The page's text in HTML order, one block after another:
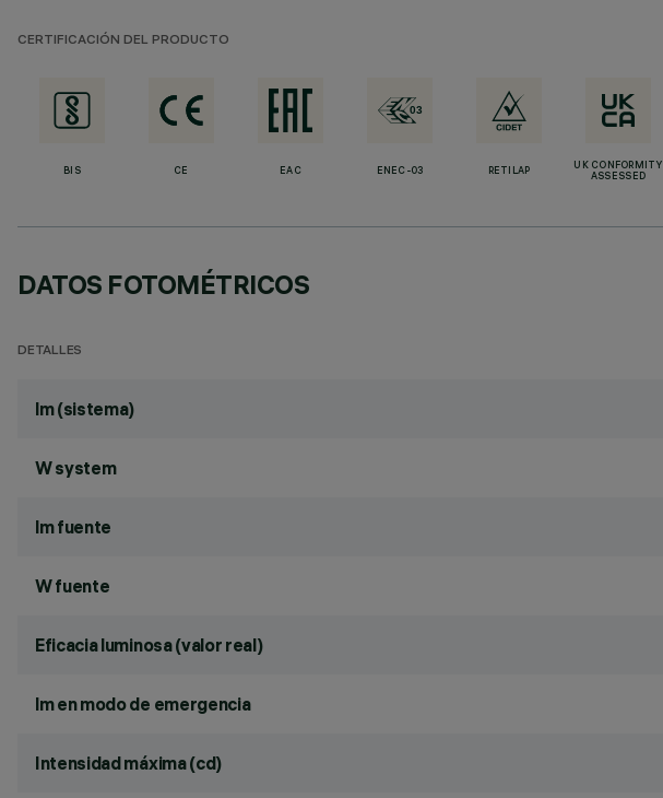
CERTIFICACIÓN DEL PRODUCTO
BIS CE EAC ENEC-03 RETILAP
UK CONFORMITY
ASSESSED
DATOS FOTOMÉTRICOS
DETALLES
lm (sistema)
W system
lm fuente
W fuente
Eficacia luminosa (valor real)
lm en modo de emergencia
Intensidad máxima (cd)